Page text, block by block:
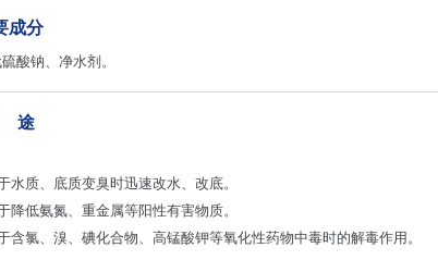
成分
酸钠、净水剂。
途
水质、底质变臭时迅速改水、改底。
降低氨氮、重金属等阳性有害物质。
含氯、溴、碘化合物、高锰酸钾等氧化性药物中毒时的解毒作用。